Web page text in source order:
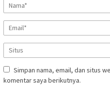
Simpan nama, email, dan situs
komentar saya berikutnya.